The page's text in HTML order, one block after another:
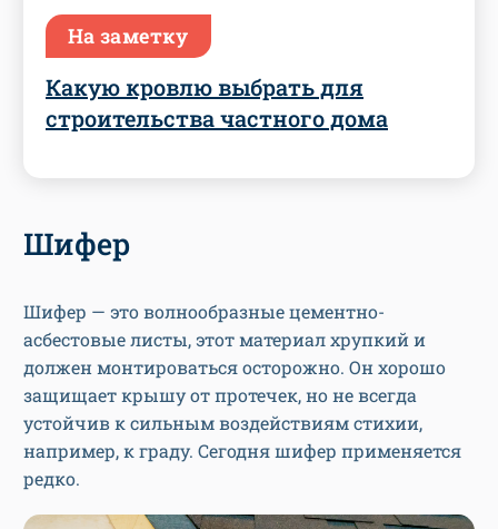
На заметку
Какую кровлю выбрать для
строительства частного дома
Шифер
Шифер — это волнообразные цементно-
асбестовые листы, этот материал хрупкий и
должен монтироваться осторожно. Он хорошо
защищает крышу от протечек, но не всегда
устойчив к сильным воздействиям стихии,
например, к граду. Сегодня шифер применяется
редко.